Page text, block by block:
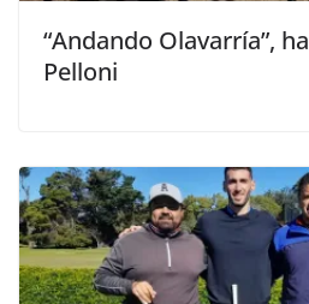
“Andando Olavarría”,
Pelloni